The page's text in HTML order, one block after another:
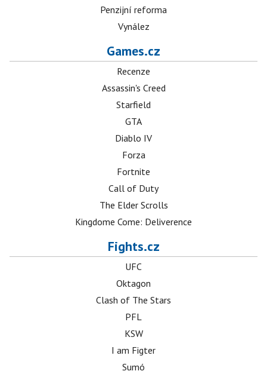
Penzijní reforma
Vynález
Games.cz
Recenze
Assassin's Creed
Starfield
GTA
Diablo IV
Forza
Fortnite
Call of Duty
The Elder Scrolls
Kingdome Come: Deliverence
Fights.cz
UFC
Oktagon
Clash of The Stars
PFL
KSW
I am Figter
Sumó